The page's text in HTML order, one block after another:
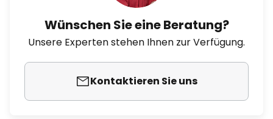
Wünschen Sie eine Beratung?
Unsere Experten stehen Ihnen zur Verfügung.
Kontaktieren Sie uns